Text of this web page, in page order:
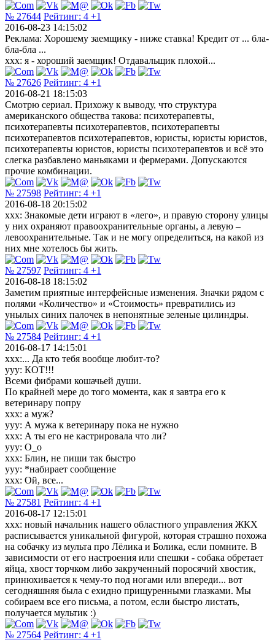
№ 27644 Рейтинг: 4 +1
2016-08-23 14:15:02
Реклама: Хорошему заемщику - ниже ставка! Кредит от ... бла-
бла-бла ...
ххх: я - хороший заемщик! Отдавальщик плохой...
№ 27626 Рейтинг: 4 +1
2016-08-21 18:15:03
Смотрю сериал. Прихожу к выводу, что структура
американского общества такова: психотерапевты,
психотерапевты психотерапевтов, психотерапевты
психотерапевтов психотерапевтов, юристы, юристы юристов,
психотерапевты юристов, юристы психотерапевтов и всё это
слегка разбавлено маньяками и фермерами. Допускаются
прочие комбинации.
№ 27598 Рейтинг: 4 +1
2016-08-18 20:15:02
xxx: Знакомые дети играют в «лего», и правую сторону улицы
у них охраняют правоохранительные органы, а левую –
левоохранительные. Так и не могу определиться, на какой из
них мне хотелось бы жить.
№ 27597 Рейтинг: 4 +1
2016-08-18 18:15:02
Заметим приятные интерфейсные изменения. Значки рядом с
полями «Количество» и «Стоимость» превратились из
унылых синих палочек в непонятные зеленые цилиндры.
№ 27584 Рейтинг: 4 +1
2016-08-17 14:15:01
ххх:... Да кто тебя вообще любит-то?
yyy: КОТ!!!
Всеми фибрами кошачьей души.
По крайней мере до того момента, как я завтра его к
ветеринару попру
ххх: а муж?
yyy: А мужа к ветеринару пока не нужно
ххх: А ты его не кастрировала что ли?
yyy: О_о
ххх: Блин, не пиши так быстро
yyy: *набирает сообщение
ххх: Ой, все...
№ 27581 Рейтинг: 4 +1
2016-08-17 12:15:01
xxx: новый начальник нашего областного управления ЖКХ
расписывается уникальной фигурой, которая страшно похожа
на собачку из мульта про Лёлика и Болика, если помните. В
зависимости от его настроения или спешки - собака обретает
яйца, хвост торчком либо закрученный поросячий хвостик,
принюхивается к чему-то под ногами или впереди... вот
сегодняшняя была с ехидно прищуренными глазками. Мы
собираем все его письма, а потом, если быстро листать,
получается мультик :)
№ 27564 Рейтинг: 4 +1